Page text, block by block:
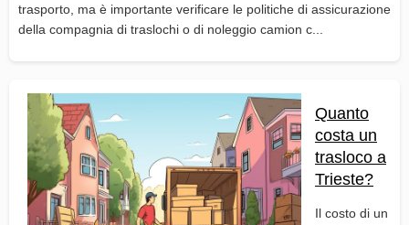
trasporto, ma è importante verificare le politiche di assicurazione
della compagnia di traslochi o di noleggio camion c...
Quanto
costa un
trasloco a
Trieste?
Il costo di un